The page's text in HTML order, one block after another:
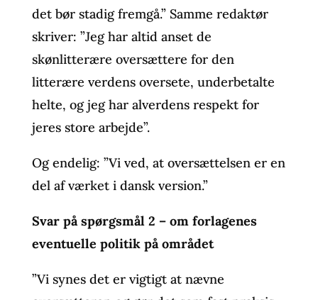
det bør stadig fremgå.” Samme redaktør
skriver: ”Jeg har altid anset de
skønlitterære oversættere for den
litterære verdens oversete, underbetalte
helte, og jeg har alverdens respekt for
jeres store arbejde”.
Og endelig: ”Vi ved, at oversættelsen er en
del af værket i dansk version.”
Svar på spørgsmål 2 – om forlagenes
eventuelle politik på området
”Vi synes det er vigtigt at nævne